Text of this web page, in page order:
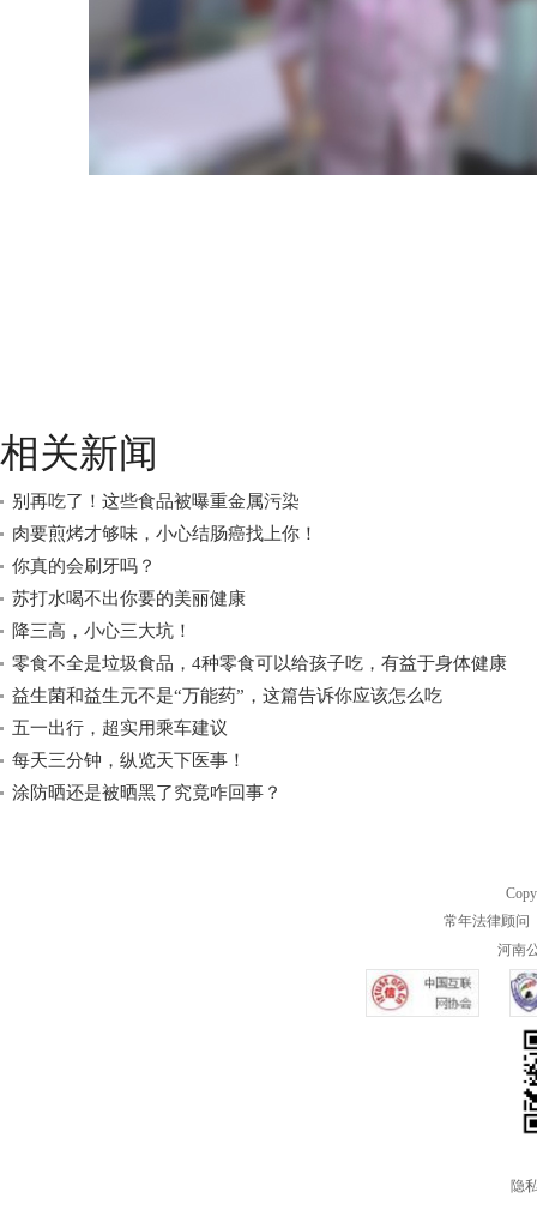
相关新闻
别再吃了！这些食品被曝重金属污染
肉要煎烤才够味，小心结肠癌找上你！
你真的会刷牙吗？
苏打水喝不出你要的美丽健康
降三高，小心三大坑！
零食不全是垃圾食品，4种零食可以给孩子吃，有益于身体健康
益生菌和益生元不是“万能药”，这篇告诉你应该怎么吃
五一出行，超实用乘车建议
每天三分钟，纵览天下医事！
涂防晒还是被晒黑了究竟咋回事？
常年法律顾问
河南
隐